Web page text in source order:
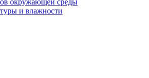
окружающей среды
и влажности